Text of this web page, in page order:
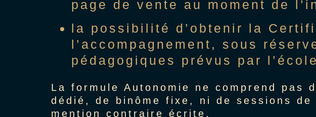
page de vente au moment de
la possibilité d’obtenir la
l’accompagnement, sous
pédagogiques prévus par
La formule Autonomie ne comprend pas
dédié, de binôme fixe, ni de sessions
mention contraire écrite.